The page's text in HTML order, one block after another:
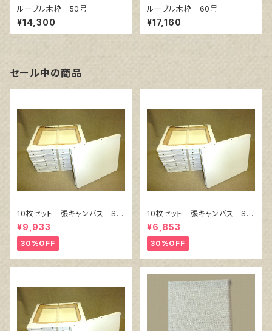
ルーブル木枠 50号
¥14,300
ルーブル木枠 60号
¥17,160
セール中の商品
10枚セット 張キャンバス Sn
owWhite SPC（綿・ポリエステ
ル）F8 455㎜×380㎜
¥9,933
30%OFF
10枚セット 張キャンバス Sn
owWhite SPC（綿・ポリエステ
ル）F4 333㎜×242㎜
¥6,853
30%OFF